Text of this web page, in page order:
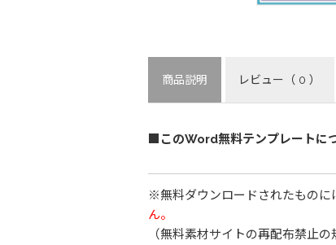
商品説明 レビュー （ 0 ）
■このWord無料テンプレートに
※無料ダウンロードされたものに
ん。
（無料素材サイトの再配布禁止の